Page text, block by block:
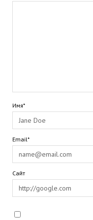
Имя*
Email*
Сайт